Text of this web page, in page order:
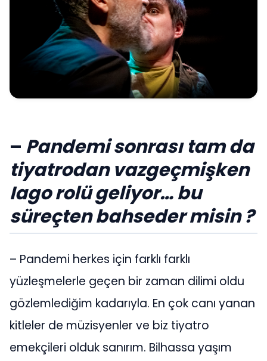
– Pandemi sonrası tam da
tiyatrodan vazgeçmişken
Iago rolü geliyor… bu
süreçten bahseder misin ?
– Pandemi herkes için farklı farklı
yüzleşmelerle geçen bir zaman dilimi oldu
gözlemlediğim kadarıyla. En çok canı yanan
kitleler de müzisyenler ve biz tiyatro
emekçileri olduk sanırım. Bilhassa yaşım